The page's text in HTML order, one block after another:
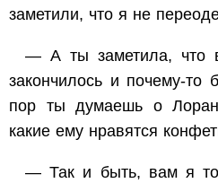
заметили, что я не
— А ты заметила, что
закончилось и почему-то
пор ты думаешь о
какие ему нравятся
— Так и быть, вам я